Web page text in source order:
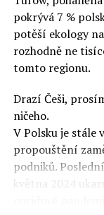
milionu euro,
komentováno
kontrolorů
praní peněz či
Tuskova čísla
Ziemkiewicz.
Tusk tvrdil, že za
prodalo 600 000
vytvořena
ale pouze na to,
prostřednictvím
pokrývá 7 %
potěší ekology
rozhodně ne
tomto regionu.
Drazí Češi,
ničeho.
V Polsku je stále
propouštění
podniků.
května 2024